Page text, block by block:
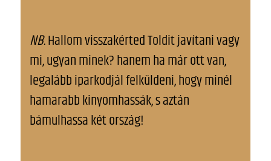
NB. Hallom visszakérted Toldit javítani vagy
mi, ugyan minek? hanem ha már ott van,
legalább iparkodjál felküldeni, hogy minél
hamarabb kinyomhassák, s aztán
bámulhassa két ország!